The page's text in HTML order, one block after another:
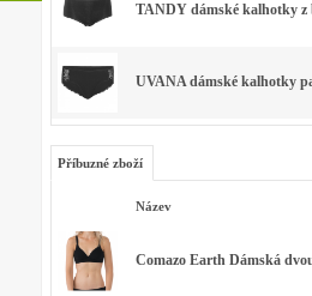
TANDY dámské kalhotky z
UVANA dámské kalhotky
Příbuzné zboží
Název
Comazo Earth Dámská